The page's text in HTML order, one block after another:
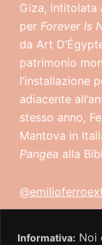
Informativa: Noi
Giza, intitolata
per Forever Is
da Art
patrimonio
l’installazione
adiacente
stesso anno,
Mantova in
Pangea alla